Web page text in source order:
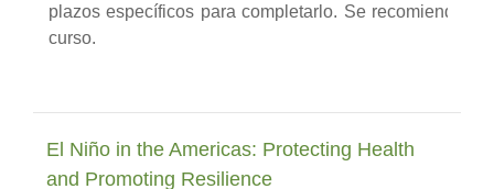
plazos específicos para completarlo. Se recomienda
curso.
El Niño in the Americas: Protecting Health
and Promoting Resilience